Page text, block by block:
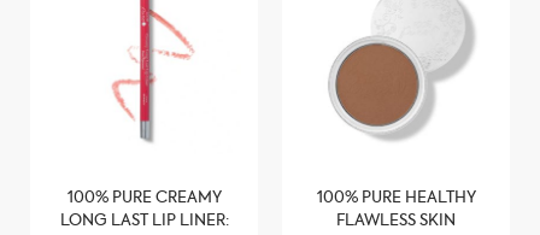
100% PURE CREAMY
LONG LAST LIP LINER:
100% PURE HEALTHY
FLAWLESS SKIN